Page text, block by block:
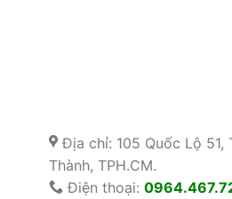
Địa chỉ: 105 Quốc Lộ 51,
Thành, TPH.CM.
Điện thoại: